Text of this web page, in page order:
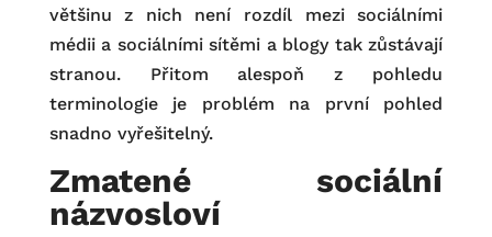
většinu z nich není rozdíl mezi sociálními
médii a sociálními sítěmi a blogy tak zůstávají
stranou. Přitom alespoň z pohledu
terminologie je problém na první pohled
snadno vyřešitelný.
Zmatené sociální
názvosloví